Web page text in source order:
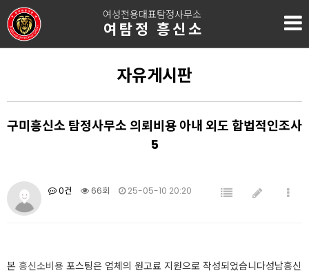
여성전용대표탐정사무소
여탐정 흥신소
자유게시판
구미흥신소 탐정사무소 의뢰비용 아내 외도 합법적인조사
5
0건 66회 25-05-10 20:20
본 흥신소비용 포스팅은 업체의 원고료 지원으로 작성되었습니다성남흥신